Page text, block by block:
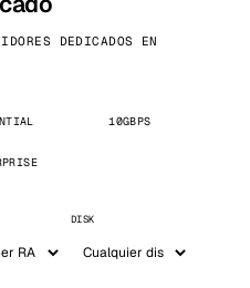
DEDICADOS EN
10GBPS
DISK